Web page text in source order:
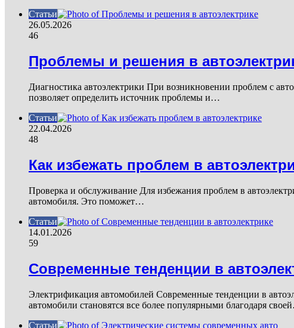
Статьи
26.05.2026
46
Проблемы и решения в
Диагностика автоэлектрики При возникновении проблем с
позволяет определить источник проблемы и…
Статьи
22.04.2026
48
Как избежать проблем в
Проверка и обслуживание Для избежания проблем в
автомобиля. Это поможет…
Статьи
14.01.2026
59
Современные тенденции в
Электрификация автомобилей Современные тенденции в
автомобили становятся все более популярными благодаря
Статьи